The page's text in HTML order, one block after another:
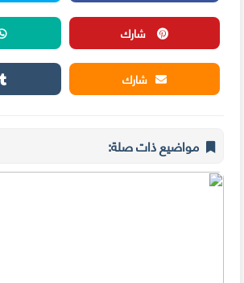
شارك
شارك
مواضيع ذات صلة: